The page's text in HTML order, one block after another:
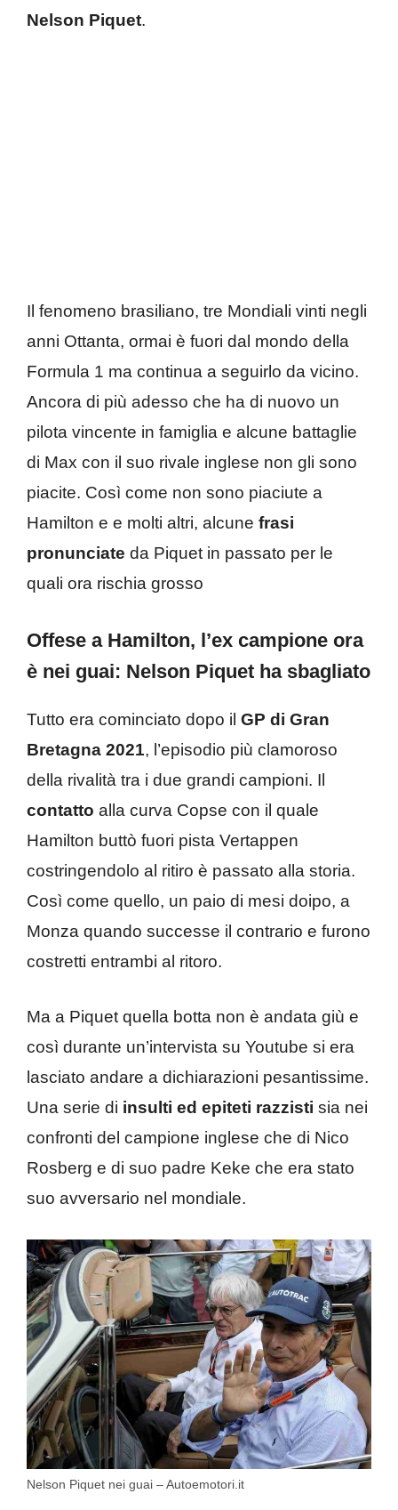
Nelson Piquet.
Il fenomeno brasiliano, tre Mondiali vinti negli
anni Ottanta, ormai è fuori dal mondo della
Formula 1 ma continua a seguirlo da vicino.
Ancora di più adesso che ha di nuovo un
pilota vincente in famiglia e alcune battaglie
di Max con il suo rivale inglese non gli sono
piacite. Così come non sono piaciute a
Hamilton e e molti altri, alcune frasi
pronunciate da Piquet in passato per le
quali ora rischia grosso
Offese a Hamilton, l’ex campione ora
è nei guai: Nelson Piquet ha sbagliato
Tutto era cominciato dopo il GP di Gran
Bretagna 2021, l’episodio più clamoroso
della rivalità tra i due grandi campioni. Il
contatto alla curva Copse con il quale
Hamilton buttò fuori pista Vertappen
costringendolo al ritiro è passato alla storia.
Così come quello, un paio di mesi doipo, a
Monza quando successe il contrario e furono
costretti entrambi al ritoro.
Ma a Piquet quella botta non è andata giù e
così durante un’intervista su Youtube si era
lasciato andare a dichiarazioni pesantissime.
Una serie di insulti ed epiteti razzisti sia nei
confronti del campione inglese che di Nico
Rosberg e di suo padre Keke che era stato
suo avversario nel mondiale.
Nelson Piquet nei guai – Autoemotori.it